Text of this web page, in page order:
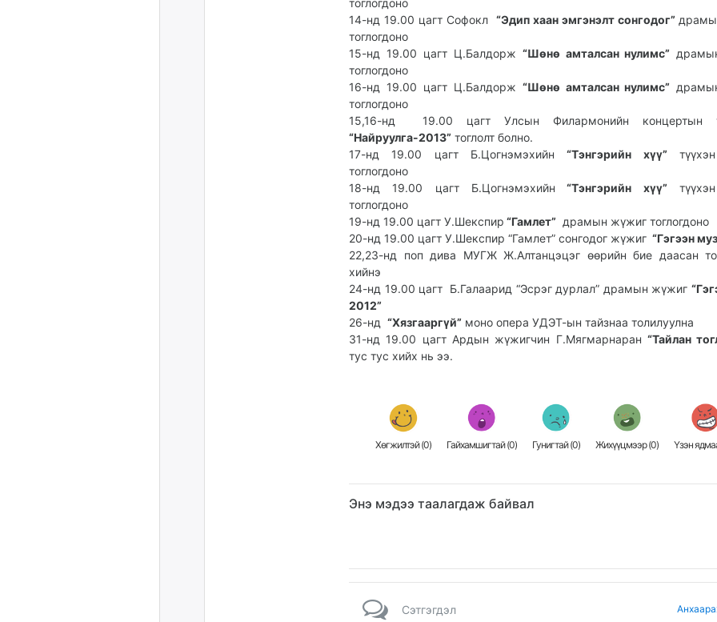
тоглогдоно
14-нд 19.00 цагт Софокл“Эдип хаан эмгэнэлт сонгодог”
тоглогдоно
15-нд 19.00 цагт Ц.Балдорж “Шөнө амталсан нулимс”
тоглогдоно
16-нд 19.00 цагт Ц.Балдорж “Шөнө амталсан нулимс”
тоглогдоно
15,16-нд 19.00 цагт Улсын Филармонийн концертын
“Найруулга-2013” тоглолт болно.
17-нд 19.00 цагт Б.Цогнэмэхийн“Тэнгэрийн хүү”
тоглогдоно
18-нд 19.00 цагт Б.Цогнэмэхийн “Тэнгэрийн хүү”
тоглогдоно
19-нд 19.00 цагт У.Шекспир “Гамлет” драмын жүжиг тоглогдоно
20-нд 19.00 цагт У.Шекспир “Гамлет” сонгодог жүжиг “Гэгээн
22,23-нд поп дива МУГЖ Ж.Алтанцэцэг өөрийн бие даасан
хийнэ
24-нд 19.00 цагт Б.Галаарид “Эсрэг дурлал” драмын жүжиг
2012”
26-нд “Хязгааргүй” моно опера УДЭТ-ын тайзнаа толилуулна
31-нд 19.00 цагт Ардын жүжигчин Г.Мягмарнаран “Тайлан
тус тус хийх нь ээ.
Хөгжилтэй (0) Гайхамшигтай (0) Гунигтай (0) Жихүүцмээр (0) Үзэн
Энэ мэдээ таалагдаж байвал
Сэтгэгдэл